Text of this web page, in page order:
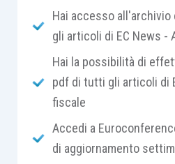
Finanza e sulle disposizioni
di capitali delCodice civile .
soffermeremo su queste
quali l’ art. 9, D.Lgs. n. 47/
lo scorso 29 aprile), è la
dell’amministrazione e del
per Azioni.
Hai accesso
gli articoli di EC News -
Hai la possibilità di
pdf di tutti gli articoli di
fiscale
Accedi a
di aggiornamento